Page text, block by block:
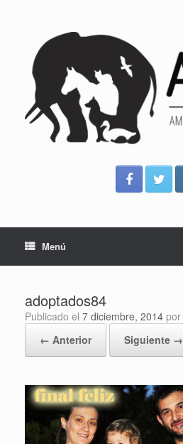
Menú
adoptados84
Publicado el 7 diciembre, 2014 por
← Anterior
Siguiente →